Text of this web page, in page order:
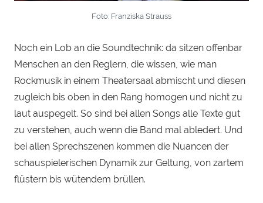
Foto: Franziska Strauss
Noch ein Lob an die Soundtechnik: da sitzen offenbar
Menschen an den Reglern, die wissen, wie man
Rockmusik in einem Theatersaal abmischt und diesen
zugleich bis oben in den Rang homogen und nicht zu
laut auspegelt. So sind bei allen Songs alle Texte gut
zu verstehen, auch wenn die Band mal abledert. Und
bei allen Sprechszenen kommen die Nuancen der
schauspielerischen Dynamik zur Geltung, von zartem
flüstern bis wütendem brüllen.